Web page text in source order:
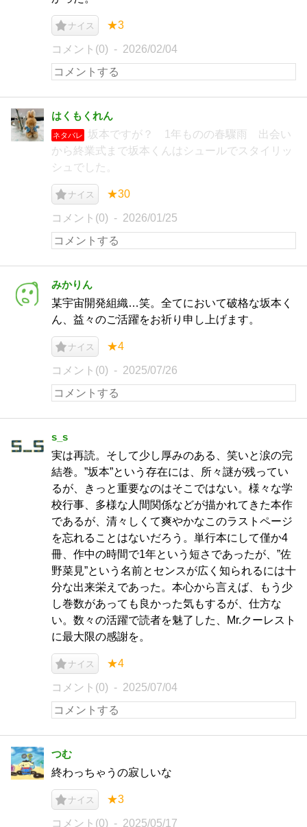
ナイス ★3
コメント(0) 2026/02/04
はくもくれん
ネタバレ
坂本ですが？ 1年ものの春驟雨 出会い
から終業式まで坂本くんはシュールでスタイリッ
シュでした。
ナイス ★30
コメント(0) 2026/01/25
みかりん
某宇宙開発組織…笑。全てにおいて破格な坂本く
ん、益々のご活躍をお祈り申し上げます。
ナイス ★4
コメント(0) 2025/07/26
s_s
実は再読。そして少し厚みのある、笑いと涙の完
結巻。”坂本”という存在には、所々謎が残ってい
るが、きっと重要なのはそこではない。様々な学
校行事、多様な人間関係などが描かれてきた本作
であるが、清々しくて爽やかなこのラストページ
を忘れることはないだろう。単行本にして僅か4
冊、作中の時間で1年という短さであったが、”佐
野菜見”という名前とセンスが広く知られるには十
分な出来栄えであった。本心から言えば、もう少
し巻数があっても良かった気もするが、仕方な
い。数々の活躍で読者を魅了した、Mr.クーレスト
に最大限の感謝を。
ナイス ★4
コメント(0) 2025/07/04
つむ
終わっちゃうの寂しいな
ナイス ★3
コメント(0) 2025/05/17